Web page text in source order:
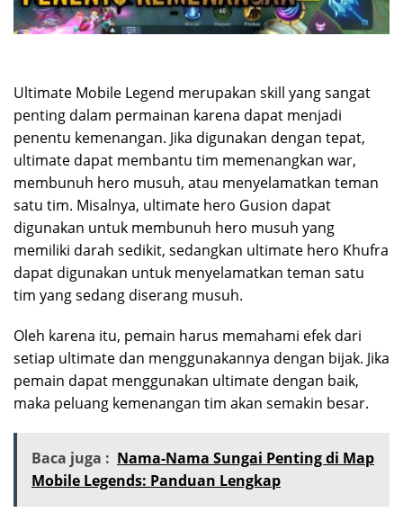
Ultimate Mobile Legend merupakan skill yang sangat
penting dalam permainan karena dapat menjadi
penentu kemenangan. Jika digunakan dengan tepat,
ultimate dapat membantu tim memenangkan war,
membunuh hero musuh, atau menyelamatkan teman
satu tim. Misalnya, ultimate hero Gusion dapat
digunakan untuk membunuh hero musuh yang
memiliki darah sedikit, sedangkan ultimate hero Khufra
dapat digunakan untuk menyelamatkan teman satu
tim yang sedang diserang musuh.
Oleh karena itu, pemain harus memahami efek dari
setiap ultimate dan menggunakannya dengan bijak. Jika
pemain dapat menggunakan ultimate dengan baik,
maka peluang kemenangan tim akan semakin besar.
Baca juga : Nama-Nama Sungai Penting di Map
Mobile Legends: Panduan Lengkap